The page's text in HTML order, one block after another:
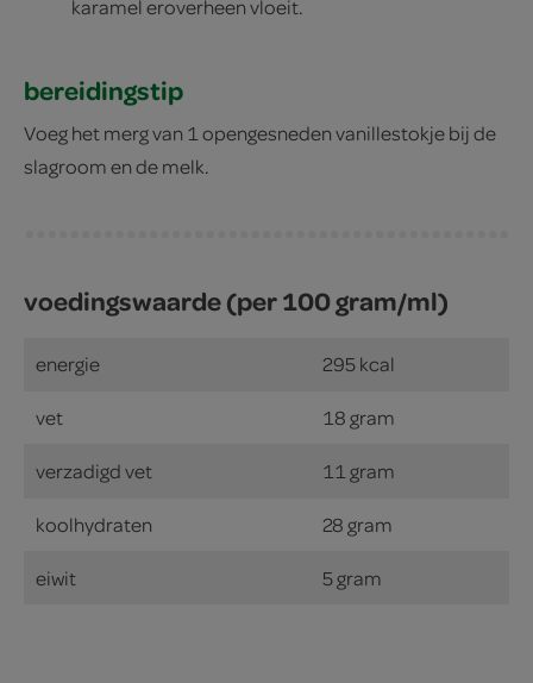
karamel eroverheen vloeit.
bereidingstip
Voeg het merg van 1 opengesneden vanillestokje bij de
slagroom en de melk.
voedingswaarde (per 100 gram/ml)
energie 295 kcal
vet 18 gram
verzadigd vet 11 gram
koolhydraten 28 gram
eiwit 5 gram